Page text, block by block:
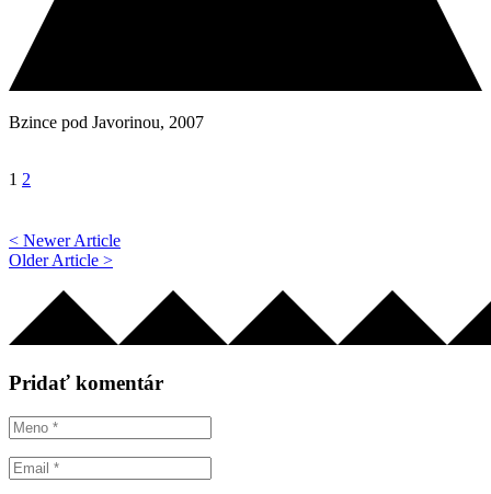
Bzince pod Javorinou, 2007
1 2
< Newer Article
Older Article >
Pridať komentár